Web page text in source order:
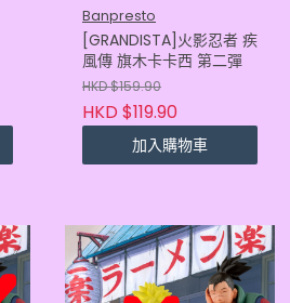
Banpresto
[GRANDISTA]火影忍者 疾
風傳 旗木卡卡西 第二彈
HKD $159.90
HKD $119.90
加入購物車